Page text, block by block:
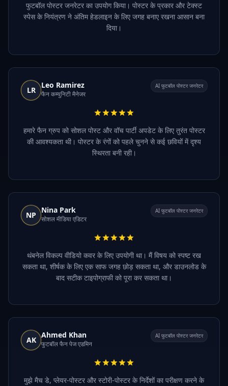
फुटबॉल पोस्टर जनरेटर का उपयोग किया। पोस्टर के प्रकार और टेक्स्ट
स्पेस के नियंत्रण ने अंतिम हेडलाइन के लिए जगह बनाए रखना आसान बना
दिया।
LR
Leo Ramirez
फैन कम्युनिटी मैनेजर
AI फुटबॉल पोस्टर जनरेटर
हमारे फैन ग्रुप को सोशल पोस्ट और वॉच पार्टी अपडेट के लिए तुरंत पोस्टर
की आवश्यकता थी। पोस्टर के रंगों को पहले चुनने से कई छवियों में दृश्य
स्थिरता बनी रही।
NP
Nina Park
सोशल मीडिया एडिटर
AI फुटबॉल पोस्टर जनरेटर
थंबनेल विकल्प वीडियो कवर के लिए उपयोगी था। मैं विषय को स्पष्ट रख
सकता था, शीर्षक के लिए एक साफ जगह छोड़ सकता था, और डाउनलोड के
बाद सटीक टाइपोग्राफी को पूरा कर सकता था।
AK
Ahmed Khan
फुटबॉल फैन पेज एडमिन
AI फुटबॉल पोस्टर जनरेटर
मुझे मैच डे, प्लेयर-पोस्टर और स्टोरी-पोस्टर के निर्देशों का परीक्षण करने के